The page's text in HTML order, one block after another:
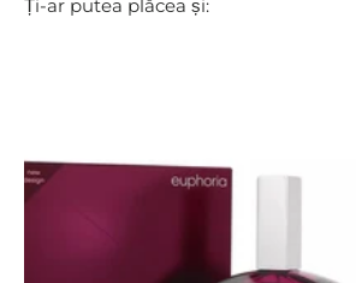
Ți-ar putea plăcea și: